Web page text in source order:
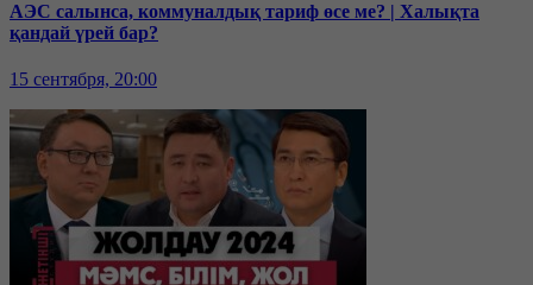
АЭС салынса, коммуналдық тариф өсе ме? | Халықта
қандай үрей бар?
15 сентября, 20:00